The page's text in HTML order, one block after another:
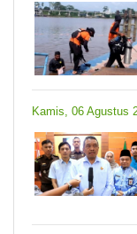
Kamis, 06 Agustus